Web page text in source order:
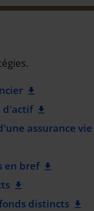
d'actif
assurance vie
en bref
distincts